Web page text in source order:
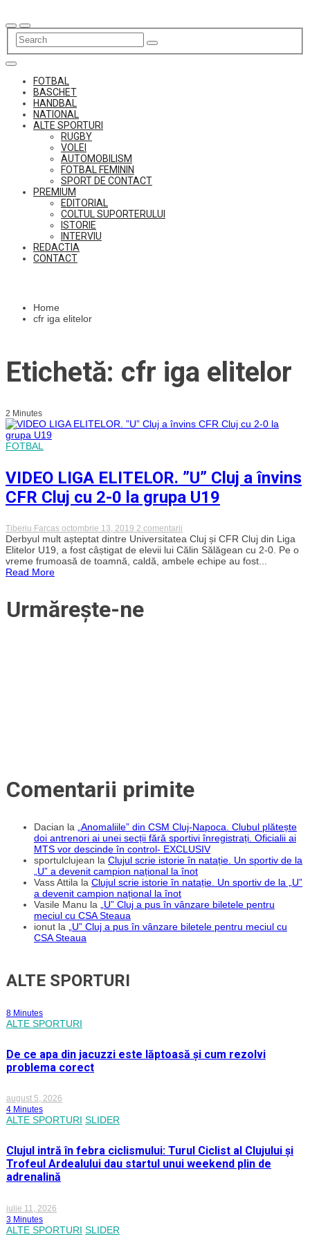
to
content
FOTBAL
BASCHET
HANDBAL
NATIONAL
ALTE SPORTURI
RUGBY
VOLEI
AUTOMOBILISM
FOTBAL FEMININ
SPORT DE CONTACT
PREMIUM
EDITORIAL
COLTUL SUPORTERULUI
ISTORIE
INTERVIU
REDACTIA
CONTACT
Home
cfr iga elitelor
Etichetă: cfr iga elitelor
2 Minutes
FOTBAL
VIDEO LIGA ELITELOR. ”U” Cluj a învins
CFR Cluj cu 2-0 la grupa U19
Tiberiu Farcas octombrie 13, 2019 2 comentarii
VIDEO
LIGA
ELITELOR.
”U”
Derbyul mult așteptat dintre Universitatea Cluj și CFR Cluj din Liga
Elitelor U19, a fost câștigat de elevii lui Călin Sălăgean cu 2-0. Pe o
vreme frumoasă de toamnă, caldă, ambele echipe au fost...
Read More
Urmărește-ne
Comentarii primite
Dacian la
„Anomaliile” din CSM Cluj-Napoca. Clubul plătește
doi antrenori ai unei secții fără sportivi înregistrați. Oficialii ai
MTS vor descinde în control- EXCLUSIV
sportulclujean la Clujul scrie istorie în natație. Un sportiv de la
„U” a devenit campion național la înot
Vass Attila la Clujul scrie istorie în natație. Un sportiv de la „U”
a devenit campion național la înot
Vasile Manu la
„U” Cluj a pus în vânzare biletele pentru
meciul cu CSA Steaua
ionut la
„U” Cluj a pus în vânzare biletele pentru meciul cu
CSA Steaua
ALTE SPORTURI
8 Minutes
ALTE SPORTURI
De ce apa din jacuzzi este lăptoasă și cum rezolvi
problema corect
august 5, 2026
4 Minutes
ALTE SPORTURI SLIDER
Clujul intră în febra ciclismului: Turul Ciclist al Clujului și
Trofeul Ardealului dau startul unui weekend plin de
adrenalină
iulie 11, 2026
3 Minutes
ALTE SPORTURI SLIDER